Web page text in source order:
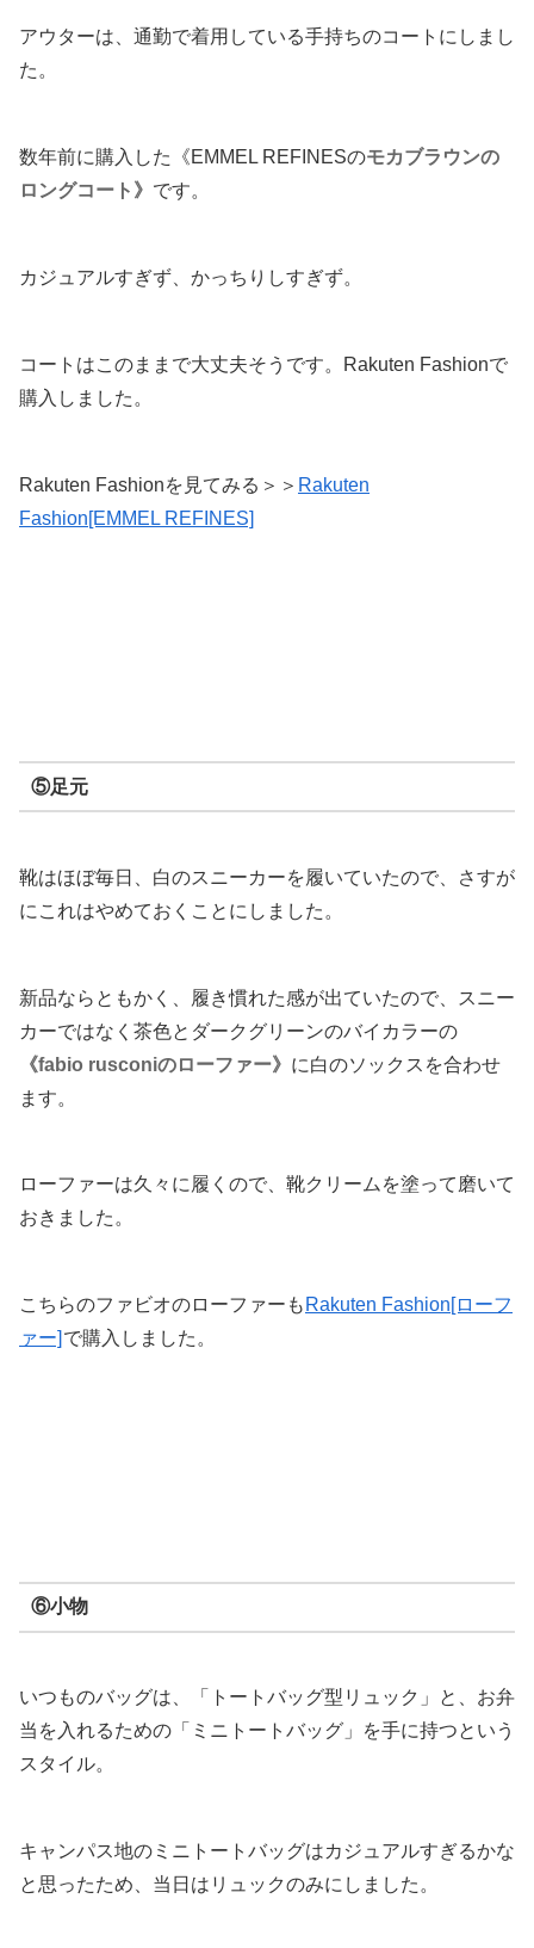
アウターは、通勤で着用している手持ちのコートにしまし
た。
数年前に購入した《EMMEL REFINESのモカブラウンの
ロングコート》 です。
カジュアルすぎず、かっちりしすぎず。
コートはこのままで大丈夫そうです。Rakuten Fashionで
購入しました。
Rakuten Fashionを見てみる＞＞ Rakuten
Fashion[EMMEL REFINES]
⑤足元
靴はほぼ毎日、白のスニーカーを履いていたので、さすが
にこれはやめておくことにしました。
新品ならともかく、履き慣れた感が出ていたので、スニー
カーではなく茶色とダークグリーンのバイカラーの
《fabio rusconiのローファー》 に白のソックスを合わせ
ます。
ローファーは久々に履くので、靴クリームを塗って磨いて
おきました。
こちらのファビオのローファーも Rakuten Fashion[ローフ
ァー] で購入しました。
⑥小物
いつものバッグは、「トートバッグ型リュック」と、お弁
当を入れるための「ミニトートバッグ」を手に持つという
スタイル。
キャンパス地のミニトートバッグはカジュアルすぎるかな
と思ったため、当日はリュックのみにしました。